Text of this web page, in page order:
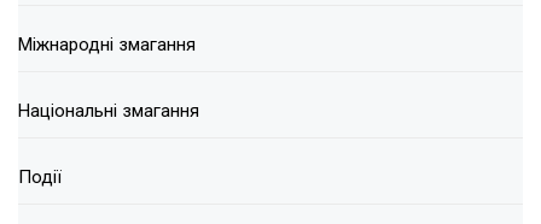
Міжнародні змагання
Національні змагання
Події